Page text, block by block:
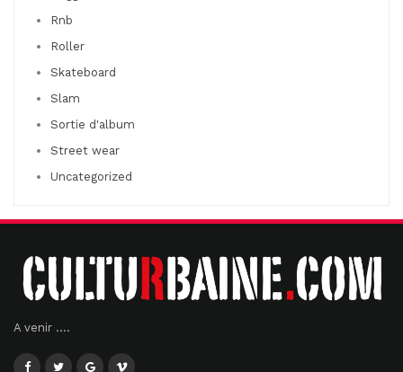
Rnb
Roller
Skateboard
Slam
Sortie d'album
Street wear
Uncategorized
A venir ....